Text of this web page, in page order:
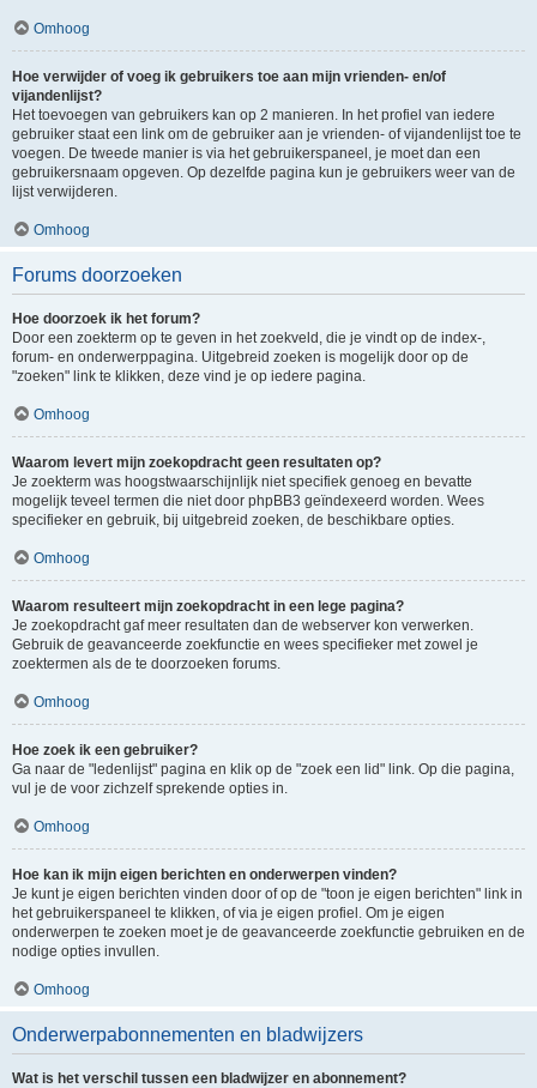
Omhoog
Hoe verwijder of voeg ik gebruikers toe aan mijn vrienden- en/of
vijandenlijst?
Het toevoegen van gebruikers kan op 2 manieren. In het profiel van iedere
gebruiker staat een link om de gebruiker aan je vrienden- of vijandenlijst toe te
voegen. De tweede manier is via het gebruikerspaneel, je moet dan een
gebruikersnaam opgeven. Op dezelfde pagina kun je gebruikers weer van de
lijst verwijderen.
Omhoog
Forums doorzoeken
Hoe doorzoek ik het forum?
Door een zoekterm op te geven in het zoekveld, die je vindt op de index-,
forum- en onderwerppagina. Uitgebreid zoeken is mogelijk door op de
"zoeken" link te klikken, deze vind je op iedere pagina.
Omhoog
Waarom levert mijn zoekopdracht geen resultaten op?
Je zoekterm was hoogstwaarschijnlijk niet specifiek genoeg en bevatte
mogelijk teveel termen die niet door phpBB3 geïndexeerd worden. Wees
specifieker en gebruik, bij uitgebreid zoeken, de beschikbare opties.
Omhoog
Waarom resulteert mijn zoekopdracht in een lege pagina?
Je zoekopdracht gaf meer resultaten dan de webserver kon verwerken.
Gebruik de geavanceerde zoekfunctie en wees specifieker met zowel je
zoektermen als de te doorzoeken forums.
Omhoog
Hoe zoek ik een gebruiker?
Ga naar de "ledenlijst" pagina en klik op de "zoek een lid" link. Op die pagina,
vul je de voor zichzelf sprekende opties in.
Omhoog
Hoe kan ik mijn eigen berichten en onderwerpen vinden?
Je kunt je eigen berichten vinden door of op de "toon je eigen berichten" link in
het gebruikerspaneel te klikken, of via je eigen profiel. Om je eigen
onderwerpen te zoeken moet je de geavanceerde zoekfunctie gebruiken en de
nodige opties invullen.
Omhoog
Onderwerpabonnementen en bladwijzers
Wat is het verschil tussen een bladwijzer en abonnement?